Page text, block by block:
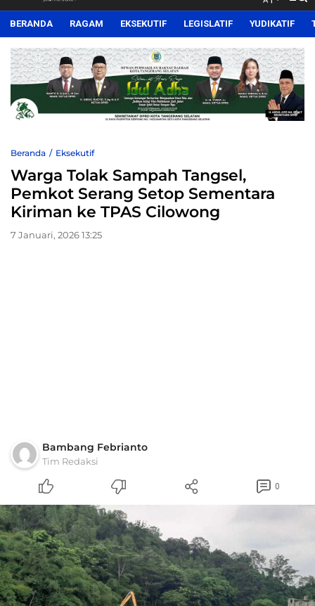
siarnitas
Jernih Menyiarkan
BERANDA RAGAM EKSEKUTIF LEGISLATIF YUDIKATIF
Beranda Eksekutif
Warga Tolak Sampah Tangsel,
Pemkot Serang Setop Sementara
Kiriman ke TPAS Cilowong
7 Januari, 2026 13:25
Bambang Febrianto
Tim Redaksi
0